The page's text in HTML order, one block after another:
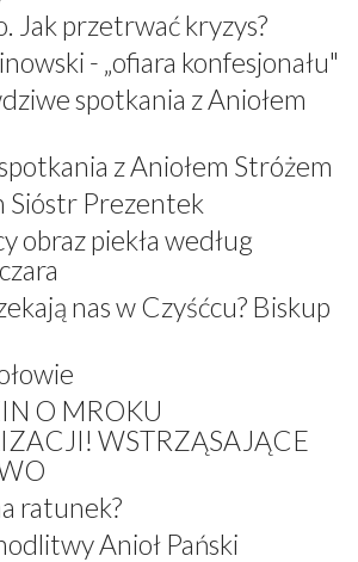
Jak przetrwać kryzys?
- „ofiara konfesjonału"
spotkania z Aniołem
z Aniołem Stróżem
Sióstr Prezentek
obraz piekła według
nas w Czyśćcu? Biskup
O MROKU
WSTRZĄSAJĄCE
ratunek?
Anioł Pański